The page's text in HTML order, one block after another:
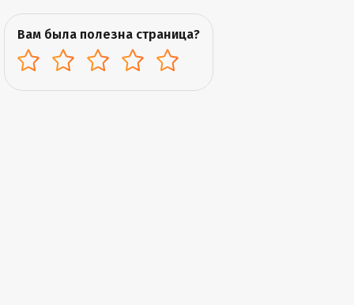
Вам была полезна страница?